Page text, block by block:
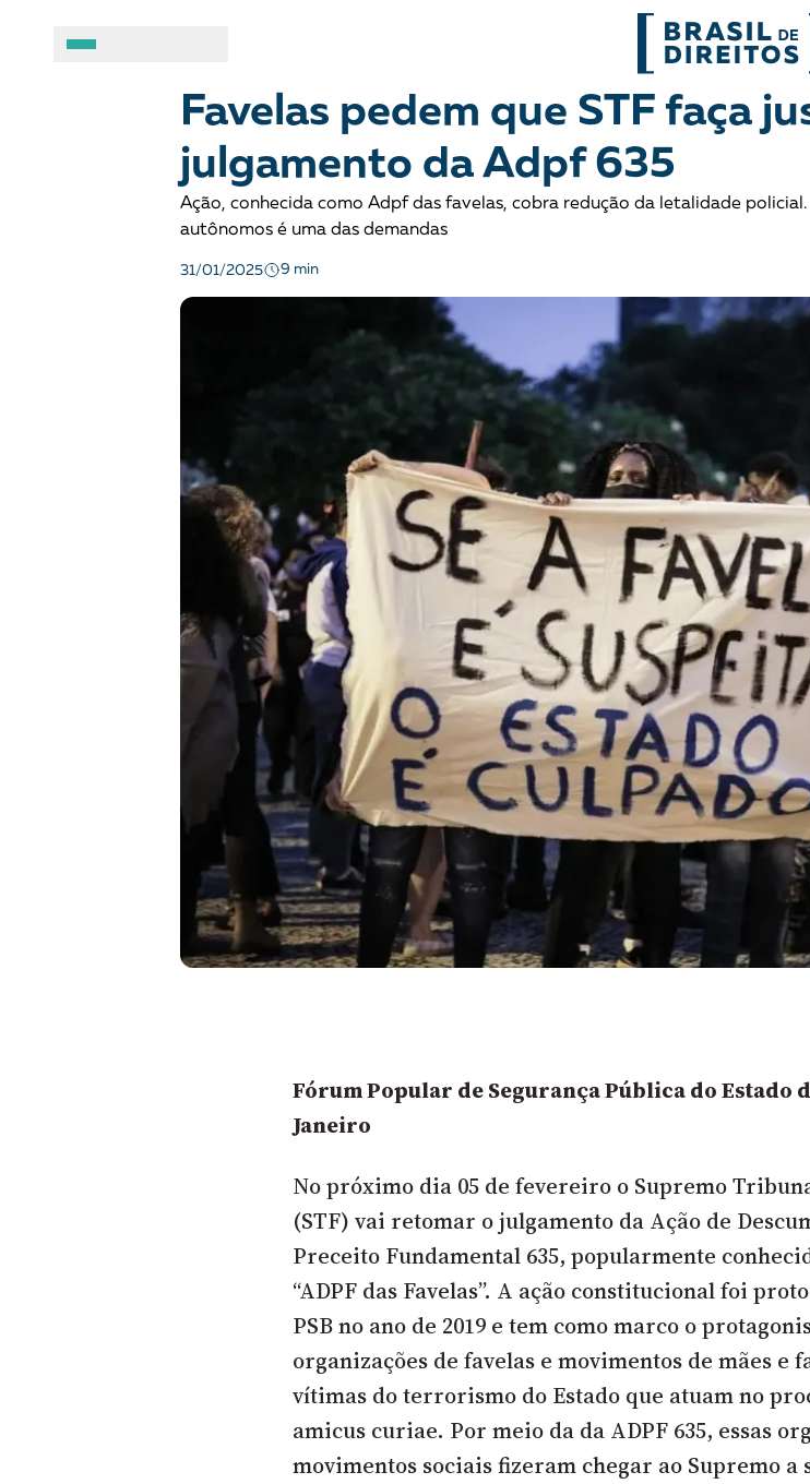
A BRASIL DE DIREITOS
Fale conosco
Manual geral de conduta
Combate ao racismo
Crianças e adolescentes
Direitos socioambientais
LGBTQIA+
Liberdade de expressão
Migrações
Políticas Públicas
Terra
Tráfico de pessoas e
Favelas pedem que STF faça
julgamento da Adpf 635
Ação, conhecida como Adpf das favelas, cobra redução da letalidade
autônomos é uma das demandas
31/01/2025 9 min
Fórum Popular de Segurança Pública do Estado
Janeiro
No próximo dia 05 de fevereiro o Supremo
(STF) vai retomar o julgamento da Ação de
Preceito Fundamental 635, popularmente
“ADPF das Favelas”. A ação constitucional foi
PSB no ano de 2019 e tem como marco o
organizações de favelas e movimentos de mães e
vítimas do terrorismo do Estado que atuam no
amicus curiae. Por meio da da ADPF 635, essas
movimentos sociais fizeram chegar ao Supremo a